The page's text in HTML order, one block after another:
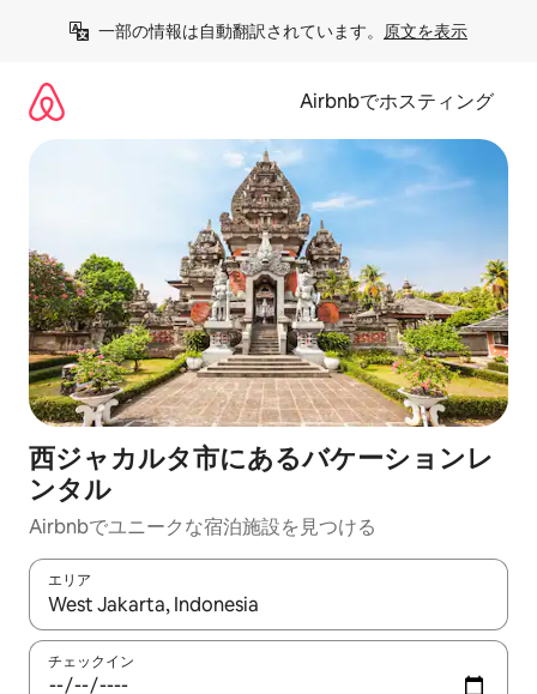
一部の情報は自動翻訳されています。 原文を表示
Airbnbでホスティング
西ジャカルタ市にあるバケーションレ
ンタル
Airbnbでユニークな宿泊施設を見つける
エリア
検索結果が表示されたら、上下の矢印キーを使って移動するか
チェックイン